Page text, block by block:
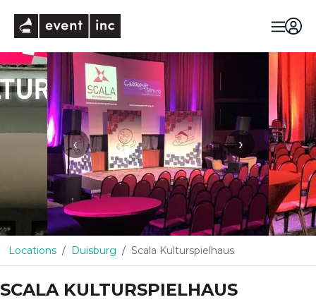
‹ ›
Locations Duisburg Scala Kulturspielhaus
SCALA KULTURSPIELHAUS